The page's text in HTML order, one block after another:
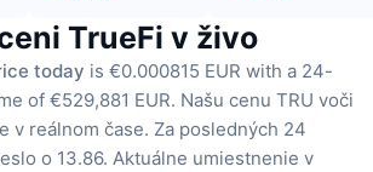
TrueFi v živo
today is €0.000815 EUR with a 24-
of €529,881 EUR. Našu cenu TRU voči
v reálnom čase. Za posledných 24
o 13.86. Aktuálne umiestnenie v